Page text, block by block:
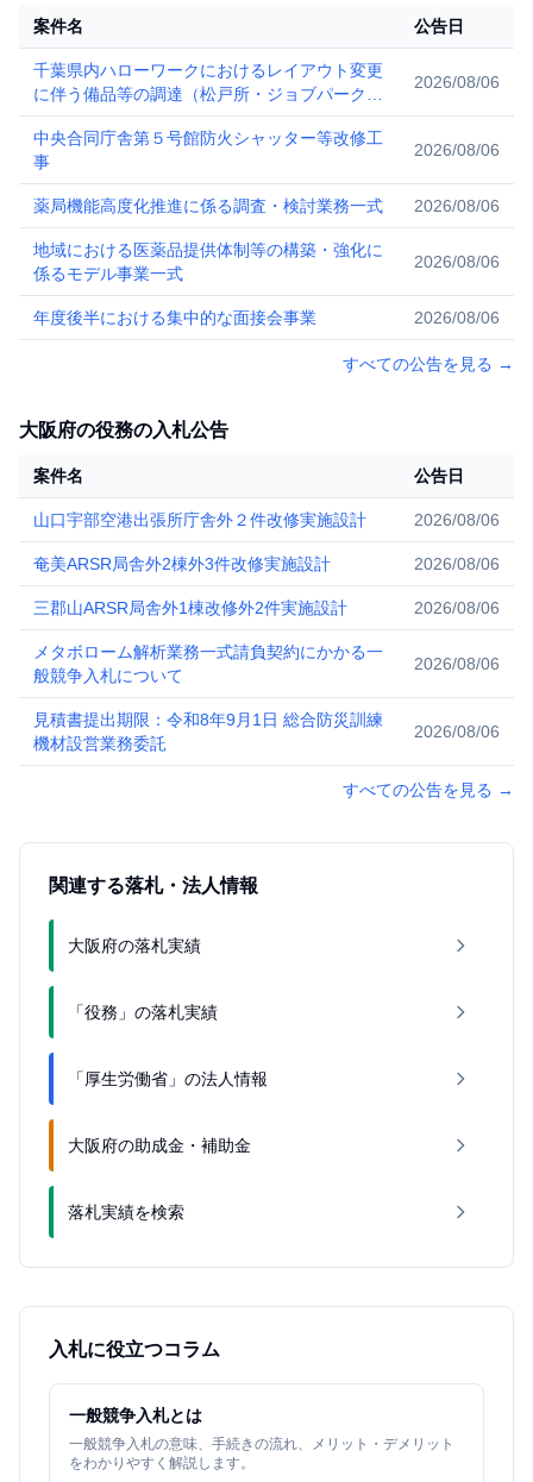
案件名 公告日
千葉県内ハローワークにおけるレイアウト変更
に伴う備品等の調達（松戸所・ジョブパーク
柏）
2026/08/06
中央合同庁舎第５号館防火シャッター等改修工
事
2026/08/06
薬局機能高度化推進に係る調査・検討業務一式 2026/08/06
地域における医薬品提供体制等の構築・強化に
係るモデル事業一式
2026/08/06
年度後半における集中的な面接会事業 2026/08/06
すべての公告を見る →
大阪府の役務の入札公告
案件名 公告日
山口宇部空港出張所庁舎外２件改修実施設計 2026/08/06
奄美ARSR局舎外2棟外3件改修実施設計 2026/08/06
三郡山ARSR局舎外1棟改修外2件実施設計 2026/08/06
メタボローム解析業務一式請負契約にかかる一
般競争入札について
2026/08/06
見積書提出期限：令和8年9月1日 総合防災訓練
機材設営業務委託
2026/08/06
すべての公告を見る →
関連する落札・法人情報
大阪府の落札実績
「役務」の落札実績
「厚生労働省」の法人情報
大阪府の助成金・補助金
落札実績を検索
入札に役立つコラム
一般競争入札とは
一般競争入札の意味、手続きの流れ、メリット・デメリット
をわかりやすく解説します。